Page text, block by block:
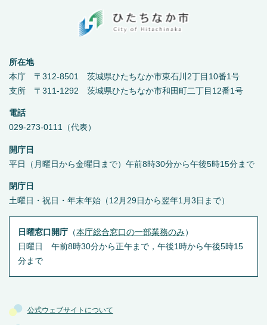
公式ウェブサイトについて
所在地
本庁 〒312-8501 茨城県ひたちなか市東石川2丁目10番1号
支所 〒311-1292 茨城県ひたちなか市和田町二丁目12番1号
電話
029-273-0111（代表）
開庁日
平日（月曜日から金曜日まで）午前8時30分から午後5時15分まで
閉庁日
土曜日・祝日・年末年始（12月29日から翌年1月3日まで）
日曜窓口開庁（本庁総合窓口の一部業務のみ ）
日曜日 午前8時30分から正午まで，午後1時から午後5時15
分まで